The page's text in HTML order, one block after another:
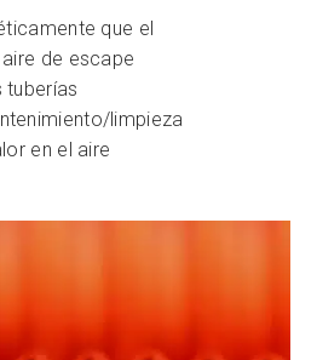
que el
de escape
tuberías
limpieza
en el aire